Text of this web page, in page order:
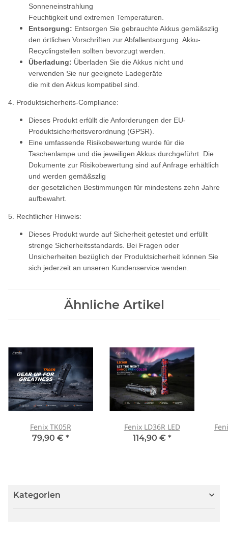
Sonneneinstrahlung
Feuchtigkeit und extremen Temperaturen.
Entsorgung: Entsorgen Sie gebrauchte Akkus gemä&szlig
den örtlichen Vorschriften zur Abfallentsorgung. Akku-
Recyclingstellen sollten bevorzugt werden.
Überladung: Überladen Sie die Akkus nicht und
verwenden Sie nur geeignete Ladegeräte
die mit den Akkus kompatibel sind.
4. Produktsicherheits-Compliance:
Dieses Produkt erfüllt die Anforderungen der EU-
Produktsicherheitsverordnung (GPSR).
Eine umfassende Risikobewertung wurde für die
Taschenlampe und die jeweiligen Akkus durchgeführt. Die
Dokumente zur Risikobewertung sind auf Anfrage erhältlich
und werden gemä&szlig
der gesetzlichen Bestimmungen für mindestens zehn Jahre
aufbewahrt.
5. Rechtlicher Hinweis:
Dieses Produkt wurde auf Sicherheit getestet und erfüllt
strenge Sicherheitsstandards. Bei Fragen oder
Unsicherheiten bezüglich der Produktsicherheit können Sie
sich jederzeit an unseren Kundenservice wenden.
Ähnliche Artikel
Fenix TK05R
79,90 € *
Fenix LD36R LED
114,90 € *
Kategorien